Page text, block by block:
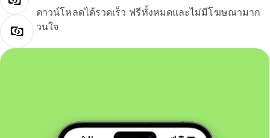
ดาวน์โหลดได้รวดเร็ว ฟรีทั้งหมดและไม่มีโฆษณามาก
วนใจ